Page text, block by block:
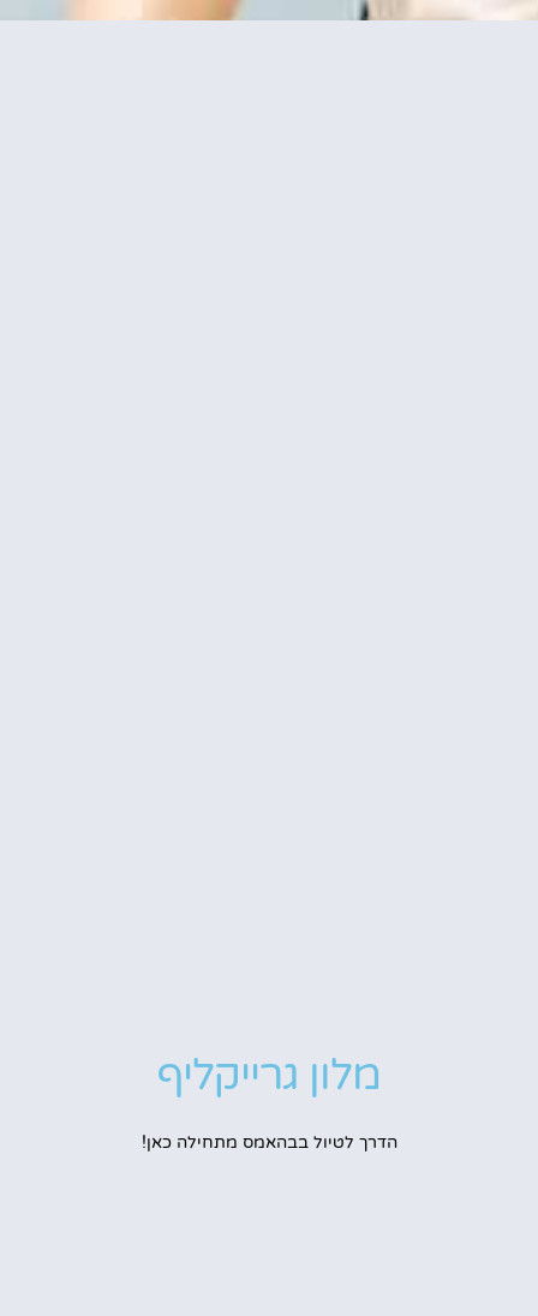
מלון גרייקליף
הדרך לטיול בבהאמס מתחילה כאן!